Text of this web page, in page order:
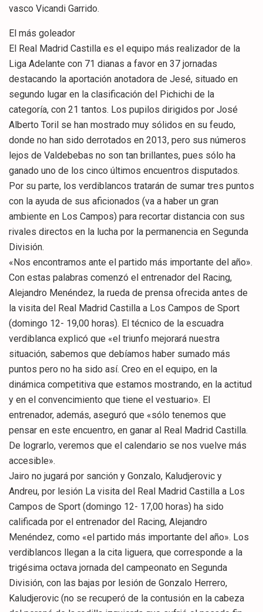
vasco Vicandi Garrido.
El más goleador
El Real Madrid Castilla es el equipo más realizador de la
Liga Adelante con 71 dianas a favor en 37 jornadas
destacando la aportación anotadora de Jesé, situado en
segundo lugar en la clasificación del Pichichi de la
categoría, con 21 tantos. Los pupilos dirigidos por José
Alberto Toril se han mostrado muy sólidos en su feudo,
donde no han sido derrotados en 2013, pero sus números
lejos de Valdebebas no son tan brillantes, pues sólo ha
ganado uno de los cinco últimos encuentros disputados.
Por su parte, los verdiblancos tratarán de sumar tres puntos
con la ayuda de sus aficionados (va a haber un gran
ambiente en Los Campos) para recortar distancia con sus
rivales directos en la lucha por la permanencia en Segunda
División.
«Nos encontramos ante el partido más importante del año».
Con estas palabras comenzó el entrenador del Racing,
Alejandro Menéndez, la rueda de prensa ofrecida antes de
la visita del Real Madrid Castilla a Los Campos de Sport
(domingo 12- 19,00 horas). El técnico de la escuadra
verdiblanca explicó que «el triunfo mejorará nuestra
situación, sabemos que debíamos haber sumado más
puntos pero no ha sido así. Creo en el equipo, en la
dinámica competitiva que estamos mostrando, en la actitud
y en el convencimiento que tiene el vestuario». El
entrenador, además, aseguró que «sólo tenemos que
pensar en este encuentro, en ganar al Real Madrid Castilla.
De lograrlo, veremos que el calendario se nos vuelve más
accesible».
Jairo no jugará por sanción y Gonzalo, Kaludjerovic y
Andreu, por lesión La visita del Real Madrid Castilla a Los
Campos de Sport (domingo 12- 17,00 horas) ha sido
calificada por el entrenador del Racing, Alejandro
Menéndez, como «el partido más importante del año». Los
verdiblancos llegan a la cita liguera, que corresponde a la
trigésima octava jornada del campeonato en Segunda
División, con las bajas por lesión de Gonzalo Herrero,
Kaludjerovic (no se recuperó de la contusión en la cabeza